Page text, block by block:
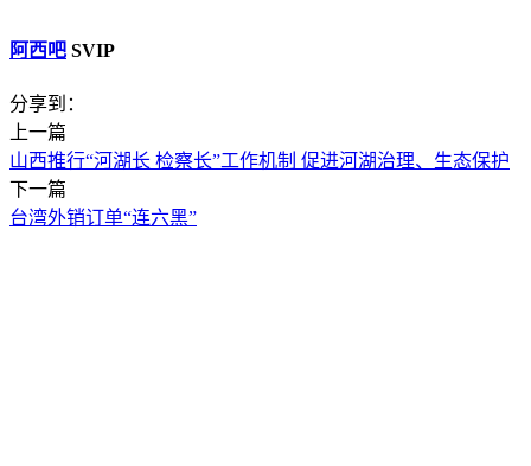
阿西吧 SVIP
分享到：
上一篇
山西推行“河湖长 检察长”工作机制 促进河湖治理、生态保护
下一篇
台湾外销订单“连六黑”